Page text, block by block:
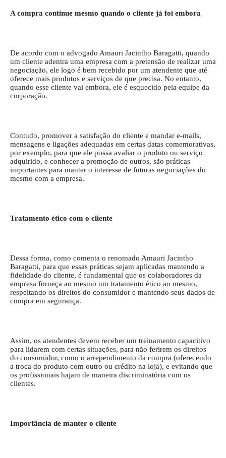
A compra continue mesmo quando o cliente já foi embora
De acordo com o advogado Amauri Jacintho Baragatti, quando
um cliente adentra uma empresa com a pretensão de realizar uma
negociação, ele logo é bem recebido por um atendente que até
oferece mais produtos e serviços de que precisa. No entanto,
quando esse cliente vai embora, ele é esquecido pela equipe da
corporação.
Contudo, promover a satisfação do cliente e mandar e-mails,
mensagens e ligações adequadas em certas datas comemorativas,
por exemplo, para que ele possa avaliar o produto ou serviço
adquirido, e conhecer a promoção de outros, são práticas
importantes para manter o interesse de futuras negociações do
mesmo com a empresa.
Tratamento ético com o cliente
Dessa forma, como comenta o renomado Amauri Jacintho
Baragatti, para que essas práticas sejam aplicadas mantendo a
fidelidade do cliente, é fundamental que os colaboradores da
empresa forneça ao mesmo um tratamento ético ao mesmo,
respeitando os direitos do consumidor e mantendo seus dados de
compra em segurança.
Assim, os atendentes devem receber um treinamento capacitivo
para lidarem com certas situações, para não ferirem os direitos
do consumidor, como o arrependimento da compra (oferecendo
a troca do produto com outro ou crédito na loja), e evitando que
os profissionais hajam de maneira discriminatória com os
clientes.
Importância de manter o cliente